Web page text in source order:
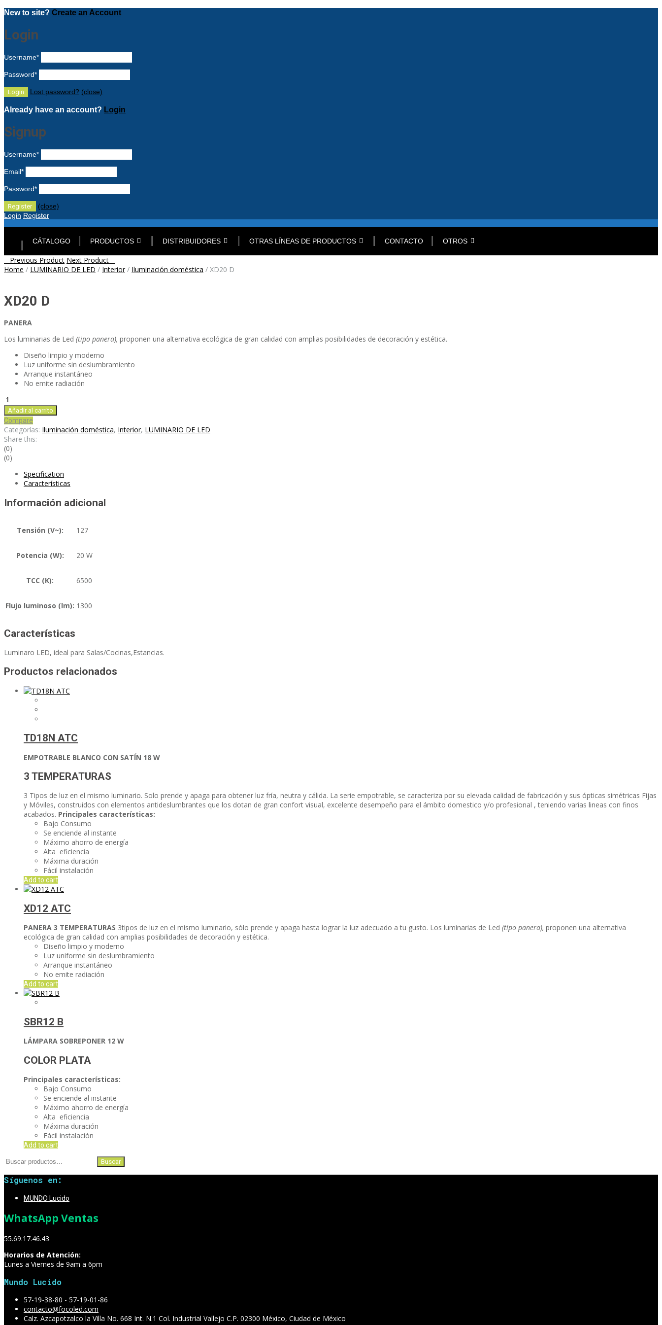
New to site? Create an Account
Login
Username*
Password*
Lost password? (close)
Already have an account? Login
Signup
Username*
Email*
Password*
(close)
Login Register
CÁTALOGO PRODUCTOS DISTRIBUIDORES OTRAS LÍNEAS DE PRODUCTOS CONTACTO OTROS
Post
navigation
Previous Product Next Product
Home / LUMINARIO DE LED / Interior/ Iluminación doméstica / XD20 D
XD20 D
PANERA
Los luminarias de Led (tipo panera), proponen una alternativa ecológica de gran calidad con amplias posibilidades de decoración y estética.
Diseño limpio y moderno
Luz uniforme sin deslumbramiento
Arranque instantáneo
No emite radiación
XD20
D
cantidad
Añadir al carrito
Compare
Categorías: Iluminación doméstica, Interior, LUMINARIO DE LED
Share this:
(0)
(0)
Specification
Características
Información adicional
Tensión (V~): 127
Potencia (W): 20 W
TCC (K): 6500
Flujo luminoso (lm): 1300
Características
Luminaro LED, ideal para Salas/Cocinas,Estancias.
Productos relacionados
TD18N ATC
EMPOTRABLE BLANCO CON SATÍN 18 W
3 TEMPERATURAS
3 Tipos de luz en el mismo luminario. Solo prende y apaga para obtener luz fría, neutra y cálida. La serie empotrable, se caracteriza por su elevada calidad de fabricación y sus ópticas simétricas Fijas
y Móviles, construidos con elementos antideslumbrantes que los dotan de gran confort visual, excelente desempeño para el ámbito domestico y/o profesional , teniendo varias lineas con finos
acabados. Principales características:
Bajo Consumo
Se enciende al instante
Máximo ahorro de energía
Alta eficiencia
Máxima duración
Fácil instalación
Add to cart
XD12 ATC
PANERA 3 TEMPERATURAS 3tipos de luz en el mismo luminario, sólo prende y apaga hasta lograr la luz adecuado a tu gusto. Los luminarias de Led (tipo panera), proponen una alternativa
ecológica de gran calidad con amplias posibilidades de decoración y estética.
Diseño limpio y moderno
Luz uniforme sin deslumbramiento
Arranque instantáneo
No emite radiación
Add to cart
SBR12 B
LÁMPARA SOBREPONER 12 W
COLOR PLATA
Principales características:
Bajo Consumo
Se enciende al instante
Máximo ahorro de energía
Alta eficiencia
Máxima duración
Fácil instalación
Add to cart
Buscar
Buscar
Síguenos en:
MUNDO Lucido
WhatsApp Ventas
55.69.17.46.43
Horarios de Atención:
Lunes a Viernes de 9am a 6pm
Mundo Lucido
57-19-38-80 - 57-19-01-86
contacto@focoled.com
Calz. Azcapotzalco la Villa No. 668 Int. N.1 Col. Industrial Vallejo C.P. 02300 México, Ciudad de México